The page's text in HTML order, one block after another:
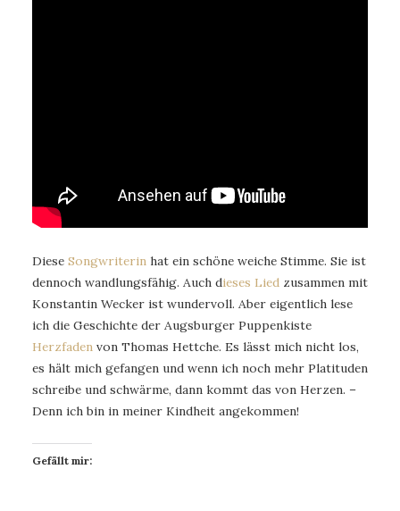
Diese Songwriterin hat ein schöne weiche Stimme. Sie ist
dennoch wandlungsfähig. Auch dieses Lied zusammen mit
Konstantin Wecker ist wundervoll. Aber eigentlich lese
ich die Geschichte der Augsburger Puppenkiste
Herzfaden von Thomas Hettche. Es lässt mich nicht los,
es hält mich gefangen und wenn ich noch mehr Platituden
schreibe und schwärme, dann kommt das von Herzen. –
Denn ich bin in meiner Kindheit angekommen!
Gefällt mir: